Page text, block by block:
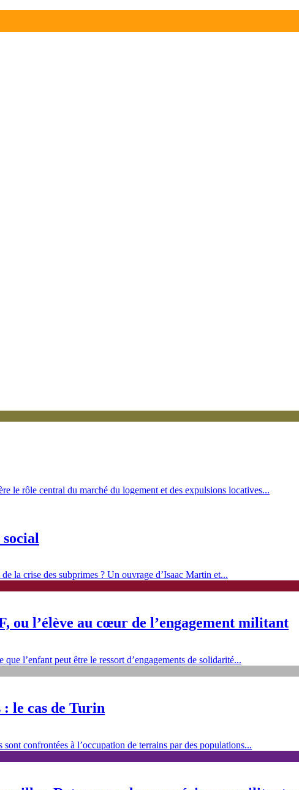
le rôle central du marché du logement et des expulsions locatives...
la crise des subprimes ? Un ouvrage d’Isaac Martin et...
ou l’élève au cœur de l’engagement militant
l’enfant peut être le ressort d’engagements de solidarité...
le cas de Turin
confrontées à l’occupation de terrains par des populations...